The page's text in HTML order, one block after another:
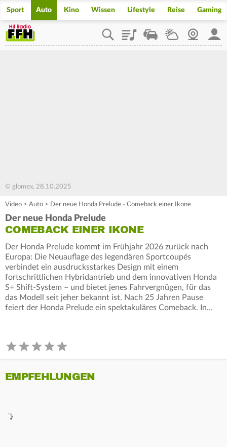
Sport Auto Kino Wissen Lifestyle Reise Gaming
PlaylistStaupilotWetterWebcam
© glomex, 28.10.2025
Video > Auto > Der neue Honda Prelude - Comeback einer Ikone
Der neue Honda Prelude
COMEBACK EINER IKONE
Der Honda Prelude kommt im Frühjahr 2026 zurück nach
Europa: Die Neuauflage des legendären Sportcoupés
verbindet ein ausdrucksstarkes Design mit einem
fortschrittlichen Hybridantrieb und dem innovativen Honda
S+ Shift-System – und bietet jenes Fahrvergnügen, für das
das Modell seit jeher bekannt ist. Nach 25 Jahren Pause
feiert der Honda Prelude ein spektakuläres Comeback. In…
EMPFEHLUNGEN